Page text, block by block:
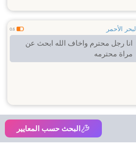
البحر الأحمر 0.6
انا رجل محترم واخاف الله ابحث عن
مراة محترمه
البحث حسب المعايير